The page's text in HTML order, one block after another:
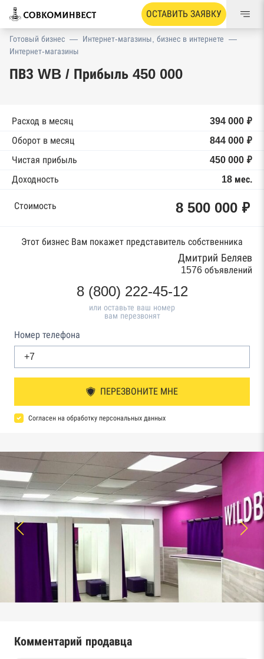
ОСТАВИТЬ ЗАЯВКУ
Готовый бизнес — Интернет-магазины, бизнес в интернете —
Интернет-магазины
ПВЗ WB / Прибыль 450 000
Расход в месяц
394 000 ₽
Оборот в месяц
844 000 ₽
Чистая прибыль
450 000 ₽
Доходность
18 мес.
Стоимость 8 500 000 ₽
Этот бизнес Вам покажет представитель собственника
Дмитрий Беляев
1576 объявлений
8 (800) 222-45-12
или оставьте ваш номер
вам перезвонят
Номер телефона
ПЕРЕЗВОНИТЕ МНЕ
Согласен на обработку персональных данных
Комментарий продавца